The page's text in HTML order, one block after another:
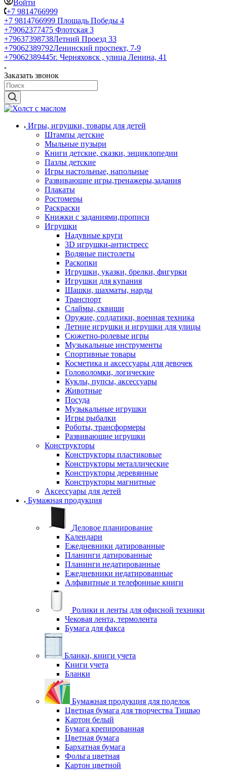
Войти
+7 9814766999
+7 9814766999 Площадь Победы 4
+79062377475 Флотская 3
+79637398738Летний Проезд 33
+79062389792Ленинский проспект, 7-9
+79062389445г. Черняховск , улица Ленина, 41
Заказать звонок
Игры, игрушки, товары для детей
Штампы детские
Мыльные пузыри
Книги детские, сказки, энциклопедии
Пазлы детские
Игры настольные, напольные
Развивающие игры,тренажеры,задания
Плакаты
Ростомеры
Раскраски
Книжки с заданиями,прописи
Игрушки
Надувные круги
3D игрушки-антистресс
Водяные пистолеты
Раскопки
Игрушки, указки, брелки, фигурки
Игрушки для купания
Шашки, шахматы, нарды
Транспорт
Слаймы, сквиши
Оружие, солдатики, военная техника
Летние игрушки и игрушки для улицы
Сюжетно-ролевые игры
Музыкальные инструменты
Спортивные товары
Косметика и аксессуары для девочек
Головоломки, логические
Куклы, пупсы, аксессуары
Животные
Посуда
Музыкальные игрушки
Игры рыбалки
Роботы, трансформеры
Развивающие игрушки
Конструкторы
Конструкторы пластиковые
Конструкторы металлические
Конструкторы деревянные
Конструкторы магнитные
Аксессуары для детей
Бумажная продукция
Деловое планирование
Календари
Ежедневники датированные
Планинги датированные
Планинги недатированные
Ежедневники недатированные
Алфавитные и телефонные книги
Ролики и ленты для офисной техники
Чековая лента, термолента
Бумага для факса
Бланки, книги учета
Книги учета
Бланки
Бумажная продукция для поделок
Цветная бумага для творчества Тишью
Картон белый
Бумага крепированная
Цветная бумага
Бархатная бумага
Фольга цветная
Картон цветной